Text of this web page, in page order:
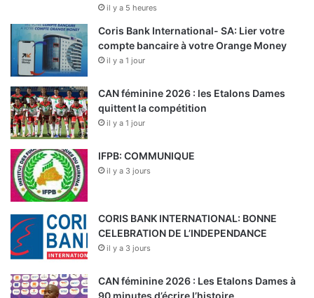
il y a 5 heures
Coris Bank International- SA: Lier votre
compte bancaire à votre Orange Money
il y a 1 jour
CAN féminine 2026 : les Etalons Dames
quittent la compétition
il y a 1 jour
IFPB: COMMUNIQUE
il y a 3 jours
CORIS BANK INTERNATIONAL: BONNE
CELEBRATION DE L’INDEPENDANCE
il y a 3 jours
CAN féminine 2026 : Les Etalons Dames à